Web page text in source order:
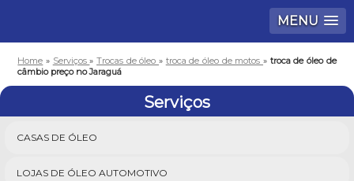
MENU
Home » Serviços»Trocas de óleo» troca de óleo de motos» troca de óleo de
câmbio preço no Jaraguá
Serviços
CASAS DE ÓLEO
LOJAS DE ÓLEO AUTOMOTIVO